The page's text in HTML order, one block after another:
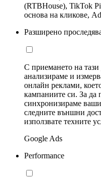
(RTBHouse), TikTok
основа на кликове,
Разширено
С приемането на
анализираме и
онлайн реклами,
кампаниите си. За да
синхронизираме
следните външни
използвате техните
Google Ads
Performance